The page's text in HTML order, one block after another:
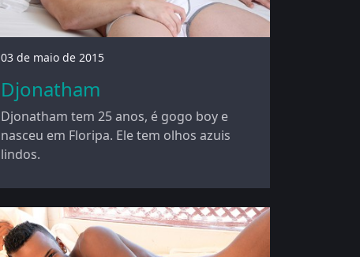
03 de maio de 2015
Djonatham
Djonatham tem 25 anos, é gogo boy e
nasceu em Floripa. Ele tem olhos azuis
lindos.